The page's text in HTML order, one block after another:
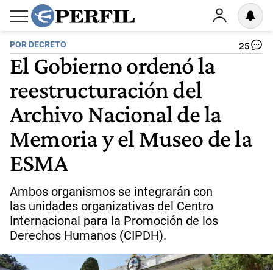
POR DECRETO 25
El Gobierno ordenó la
reestructuración del
Archivo Nacional de la
Memoria y el Museo de la
ESMA
Ambos organismos se integrarán con
las unidades organizativas del Centro
Internacional para la Promoción de los
Derechos Humanos (CIPDH).